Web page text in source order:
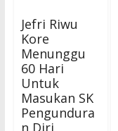
Jefri Riwu
Kore
Menunggu
60 Hari
Untuk
Masukan SK
Pengundura
n Diri